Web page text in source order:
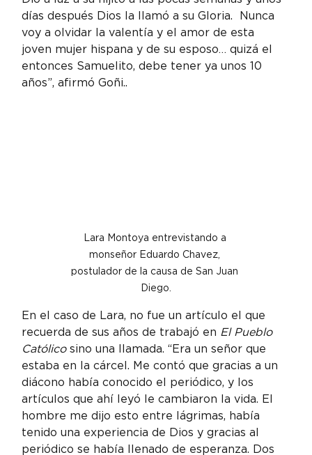
días después Dios la llamó a su Gloria.  Nunca
voy a olvidar la valentía y el amor de esta
joven mujer hispana y de su esposo… quizá el
entonces Samuelito, debe tener ya unos 10
años”, afirmó Goñi..
Lara Montoya entrevistando a
monseñor Eduardo Chavez,
postulador de la causa de San Juan
Diego.
En el caso de Lara, no fue un artículo el que
recuerda de sus años de trabajó en El Pueblo
Católico sino una llamada. “Era un señor que
estaba en la cárcel. Me contó que gracias a un
diácono había conocido el periódico, y los
artículos que ahí leyó le cambiaron la vida. El
hombre me dijo esto entre lágrimas, había
tenido una experiencia de Dios y gracias al
periódico se había llenado de esperanza. Dos